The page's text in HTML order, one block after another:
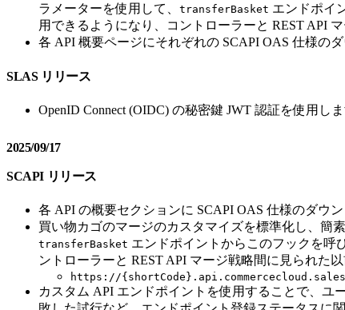
ラメーターを使用して、 transferBasket エンドポイ
用できるようになり、コントローラーと REST API
各 API 概要ページにそれぞれの SCAPI OAS 仕様の
SLAS リリース
OpenID Connect (OIDC) の秘密鍵 JWT 認証を使用しま
2025/09/17
SCAPI リリース
各 API の概要セクションに SCAPI OAS 仕様のダウ
買い物カゴのマージのカスタマイズを標準化し、簡
transferBasket エンドポイントからこのフックを呼
ントローラーと REST API マージ戦略間に見られた
https://
カスタム API エンドポイントを使用することで、